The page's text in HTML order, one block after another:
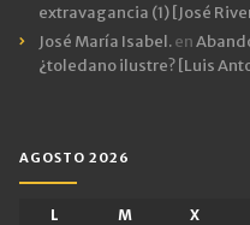
extravagancia (1) [José
José María Isabel.en
¿toledano ilustre? [Luis
AGOSTO 2026
L M X